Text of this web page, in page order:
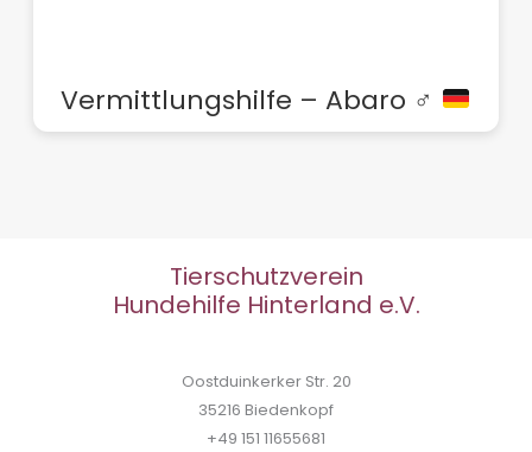
Vermittlungshilfe – Abaro ♂
Tierschutzverein
Hundehilfe Hinterland e.V.
Oostduinkerker Str. 20
35216 Biedenkopf
+49 151 11655681